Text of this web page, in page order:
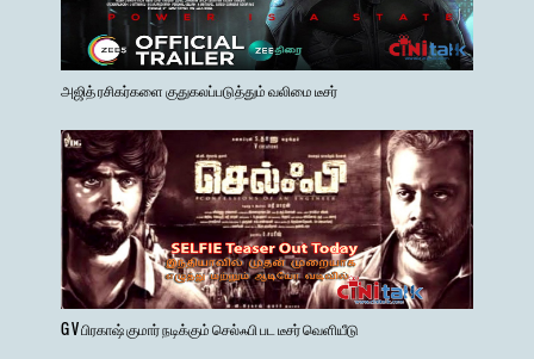
அஜித் ரசிகர்களை குதுகலப்படுத்தும் வலிமை டீசர்
G V பிரகாஷ் குமார் நடிக்கும் செல்ஃபி பட டீசர் வெளியீடு